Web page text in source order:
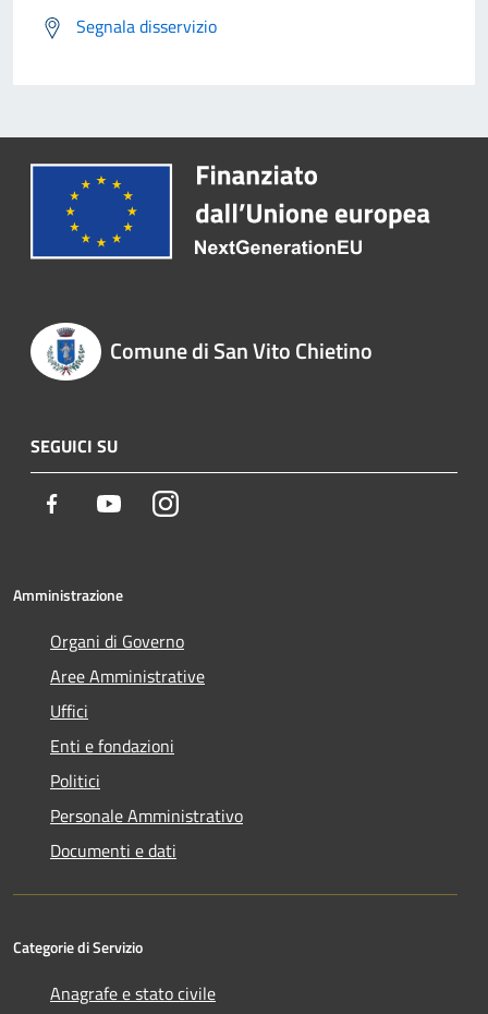
Segnala disservizio
Comune di San Vito Chietino
SEGUICI SU
Facebook YoutubeInstagram
Amministrazione
Organi di Governo
Aree Amministrative
Uffici
Enti e fondazioni
Politici
Personale Amministrativo
Documenti e dati
Categorie di Servizio
Anagrafe e stato civile